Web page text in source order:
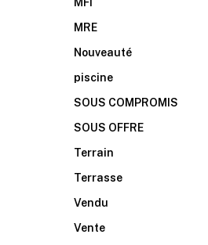
MFI
MRE
Nouveauté
piscine
SOUS COMPROMIS
SOUS OFFRE
Terrain
Terrasse
Vendu
Vente